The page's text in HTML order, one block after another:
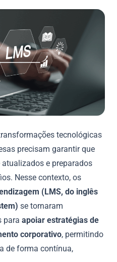
tecnológicas
precisam garantir que
e preparados
Nesse contexto, os
(LMS, do inglês
se tornaram
para apoiar estratégias de
corporativo, permitindo
de forma contínua,